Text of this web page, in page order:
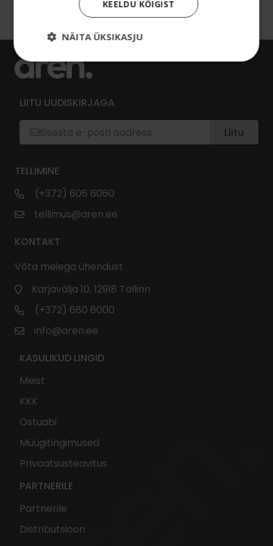
LIITU UUDISKIRJAGA
Liitu
TELLIMINE
(+372) 606 6060
tellimus@aren.ee
KONTAKT
Võta meiega ühendust
Karjavälja 10, 12918 Tallinn
(+372) 680 6000
info@aren.ee
KASULIKUD LINGID
Meist
KKK
Ostuabi
Müügitingimused
Privaatsusteavitus
PARTNERILE
Partnerile
Distributsioon
KEELDU KÕIGIST
NÄITA ÜKSIKASJU